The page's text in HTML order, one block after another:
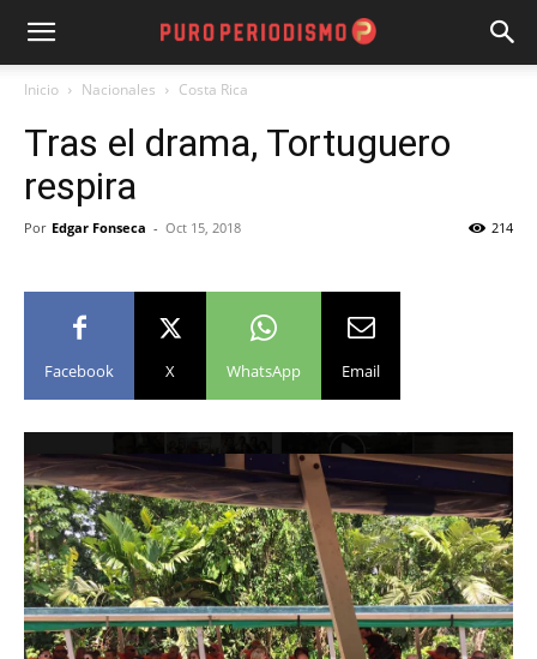
Inicio Nacionales Costa Rica
Tras el drama, Tortuguero
respira
Por Edgar Fonseca - Oct 15, 2018 214
Facebook X WhatsApp Email